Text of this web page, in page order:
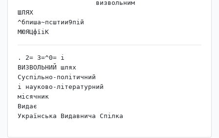
ШЛЯХ
^бпиша~псштии9пій
. 2= 3=^0= і
ВИЗВОЛЬНИЙ шлях
Суспільно-політичний
і науково-літературний
місячник
Видає
Українська Видавнича Спілка